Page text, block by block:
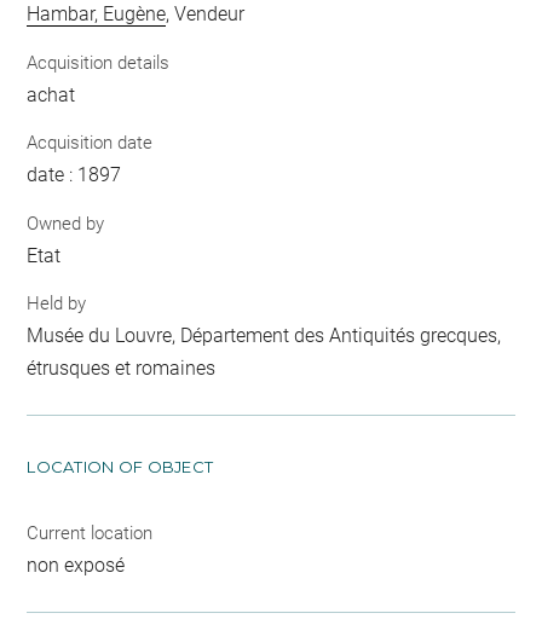
Hambar, Eugène, Vendeur
Acquisition details
achat
Acquisition date
date : 1897
Owned by
Etat
Held by
Musée du Louvre, Département des Antiquités grecques,
étrusques et romaines
LOCATION OF OBJECT
Current location
non exposé